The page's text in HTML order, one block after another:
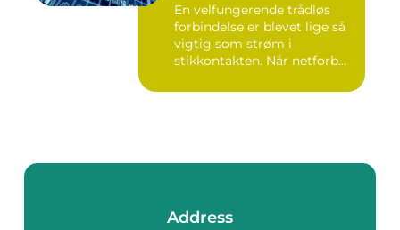
En velfungerende trådløs
forbindelse er blevet lige så
vigtig som strøm i
stikkontakten. Når netforb...
Address